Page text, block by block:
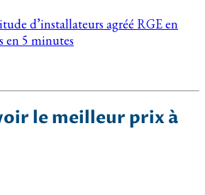
d’installateurs agréé RGE en
en 5 minutes
le meilleur prix à